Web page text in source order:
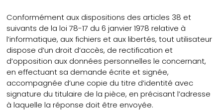
Conformément aux dispositions des articles 38 et
suivants de la loi 78-17 du 6 janvier 1978 relative à
l’informatique, aux fichiers et aux libertés, tout utilisateur
dispose d’un droit d’accès, de rectification et
d’opposition aux données personnelles le concernant,
en effectuant sa demande écrite et signée,
accompagnée d’une copie du titre d’identité avec
signature du titulaire de la pièce, en précisant l’adresse
à laquelle la réponse doit être envoyée.